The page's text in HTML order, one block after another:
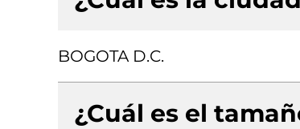
BOGOTA D.C.
¿Cuál es el